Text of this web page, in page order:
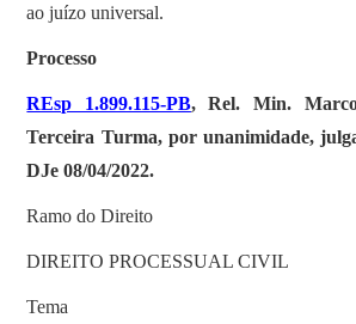
ao juízo universal.
Processo
REsp 1.899.115-PB, Rel. Min.
Terceira Turma, por unanimidade,
DJe 08/04/2022.
Ramo do Direito
DIREITO PROCESSUAL CIVIL
Tema